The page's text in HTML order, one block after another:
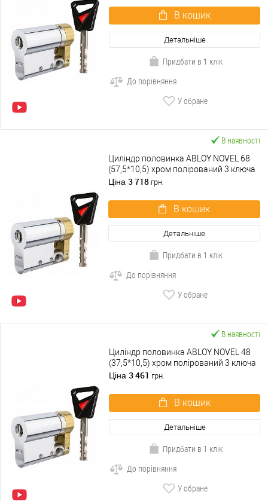
В кошик
Детальніше
Придбати в 1 клік
До порівняння
У обране
В наявності
Циліндр половинка ABLOY NOVEL 68
(57,5*10,5) хром полірований 3 ключа
Ціна 3 718 грн.
В кошик
Детальніше
Придбати в 1 клік
До порівняння
У обране
В наявності
Циліндр половинка ABLOY NOVEL 48
(37,5*10,5) хром полірований 3 ключа
Ціна 3 461 грн.
В кошик
Детальніше
Придбати в 1 клік
До порівняння
У обране